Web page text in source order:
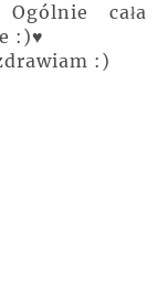
cała
:)♥
:)